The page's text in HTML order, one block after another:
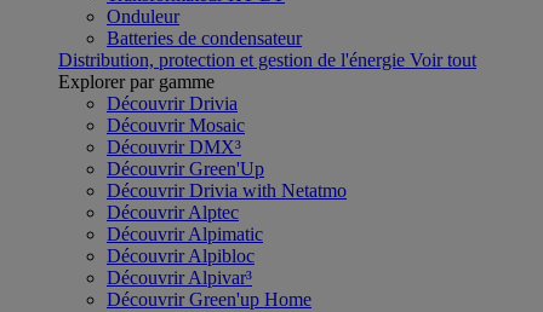
Onduleur
Batteries de condensateur
Distribution, protection et gestion de l'énergie Voir tout
Explorer par gamme
Découvrir Drivia
Découvrir Mosaic
Découvrir DMX³
Découvrir Green'Up
Découvrir Drivia with Netatmo
Découvrir Alptec
Découvrir Alpimatic
Découvrir Alpibloc
Découvrir Alpivar³
Découvrir Green'up Home